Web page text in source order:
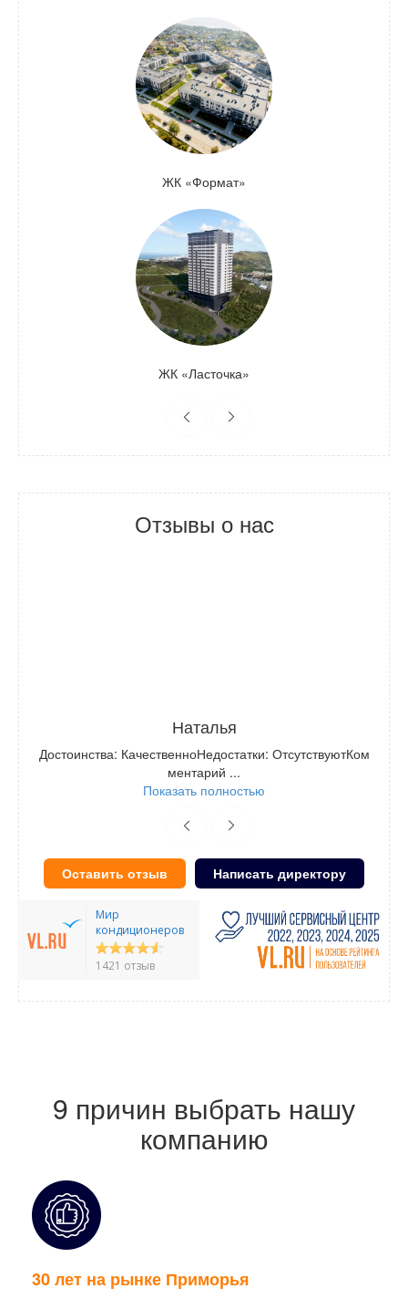
ЖК «Формат»
ЖК «Ласточка»
Отзывы о нас
Наталья
Достоинства: КачественноНедостатки: ОтсутствуютКом
ментарий ...
Показать полностью
Оставить отзыв Написать директору
Мир
кондиционеров
1421 отзыв
9 причин выбрать нашу
компанию
30 лет на рынке Приморья